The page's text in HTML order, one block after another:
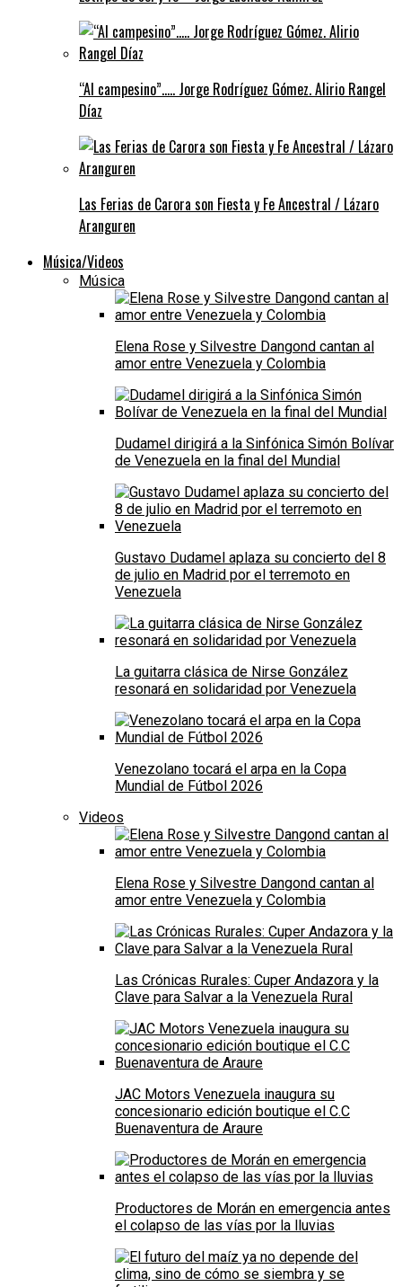
“Al campesino”….. Jorge Rodríguez Gómez. Alirio Rangel
Díaz
Las Ferias de Carora son Fiesta y Fe Ancestral / Lázaro
Aranguren
Música/Videos
Música
Elena Rose y Silvestre Dangond cantan al
amor entre Venezuela y Colombia
Dudamel dirigirá a la Sinfónica Simón Bolívar
de Venezuela en la final del Mundial
Gustavo Dudamel aplaza su concierto del 8
de julio en Madrid por el terremoto en
Venezuela
La guitarra clásica de Nirse González
resonará en solidaridad por Venezuela
Venezolano tocará el arpa en la Copa
Mundial de Fútbol 2026
Videos
Elena Rose y Silvestre Dangond cantan al
amor entre Venezuela y Colombia
Las Crónicas Rurales: Cuper Andazora y la
Clave para Salvar a la Venezuela Rural
JAC Motors Venezuela inaugura su
concesionario edición boutique el C.C
Buenaventura de Araure
Productores de Morán en emergencia antes
el colapso de las vías por la lluvias